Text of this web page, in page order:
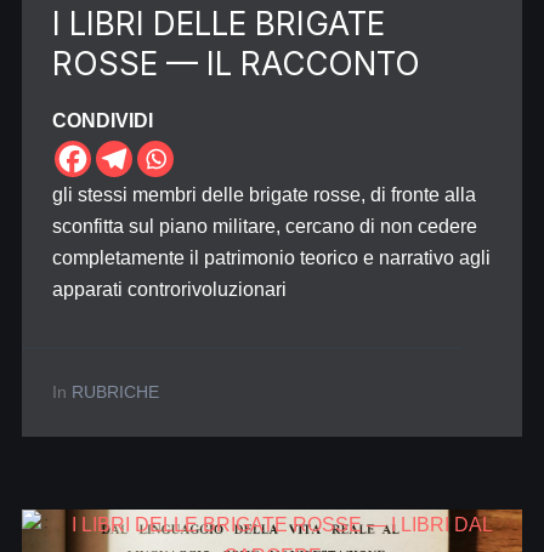
I LIBRI DELLE BRIGATE
ROSSE — IL RACCONTO
CONDIVIDI
gli stessi membri delle brigate rosse, di fronte alla
sconfitta sul piano militare, cercano di non cedere
completamente il patrimonio teorico e narrativo agli
apparati controrivoluzionari
In RUBRICHE